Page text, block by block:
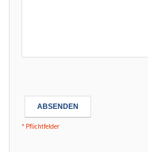
ABSENDEN
* Pflichtfelder